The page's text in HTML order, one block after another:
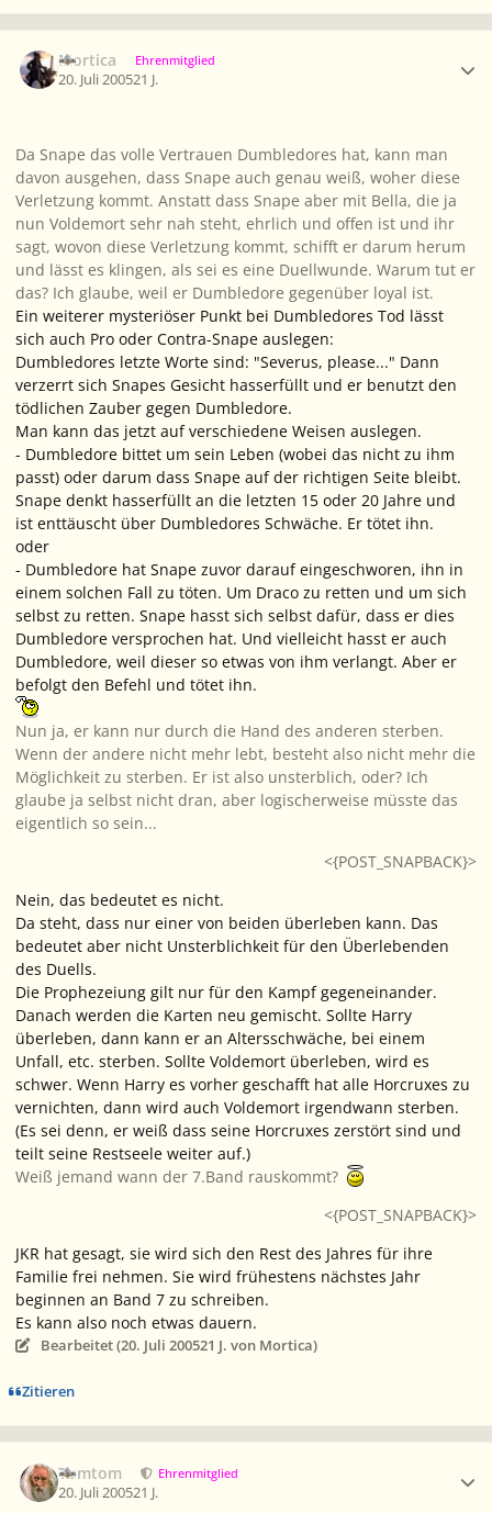
Mortica Ehrenmitglied
20. Juli 200521 J.
Da Snape das volle Vertrauen Dumbledores hat, kann man
davon ausgehen, dass Snape auch genau weiß, woher diese
Verletzung kommt. Anstatt dass Snape aber mit Bella, die ja
nun Voldemort sehr nah steht, ehrlich und offen ist und ihr
sagt, wovon diese Verletzung kommt, schifft er darum herum
und lässt es klingen, als sei es eine Duellwunde. Warum tut er
das? Ich glaube, weil er Dumbledore gegenüber loyal ist.
Ein weiterer mysteriöser Punkt bei Dumbledores Tod lässt
sich auch Pro oder Contra-Snape auslegen:
Dumbledores letzte Worte sind: "Severus, please..." Dann
verzerrt sich Snapes Gesicht hasserfüllt und er benutzt den
tödlichen Zauber gegen Dumbledore.
Man kann das jetzt auf verschiedene Weisen auslegen.
- Dumbledore bittet um sein Leben (wobei das nicht zu ihm
passt) oder darum dass Snape auf der richtigen Seite bleibt.
Snape denkt hasserfüllt an die letzten 15 oder 20 Jahre und
ist enttäuscht über Dumbledores Schwäche. Er tötet ihn.
oder
- Dumbledore hat Snape zuvor darauf eingeschworen, ihn in
einem solchen Fall zu töten. Um Draco zu retten und um sich
selbst zu retten. Snape hasst sich selbst dafür, dass er dies
Dumbledore versprochen hat. Und vielleicht hasst er auch
Dumbledore, weil dieser so etwas von ihm verlangt. Aber er
befolgt den Befehl und tötet ihn.
Nun ja, er kann nur durch die Hand des anderen sterben.
Wenn der andere nicht mehr lebt, besteht also nicht mehr die
Möglichkeit zu sterben. Er ist also unsterblich, oder? Ich
glaube ja selbst nicht dran, aber logischerweise müsste das
eigentlich so sein...
<{POST_SNAPBACK}>
Nein, das bedeutet es nicht.
Da steht, dass nur einer von beiden überleben kann. Das
bedeutet aber nicht Unsterblichkeit für den Überlebenden
des Duells.
Die Prophezeiung gilt nur für den Kampf gegeneinander.
Danach werden die Karten neu gemischt. Sollte Harry
überleben, dann kann er an Altersschwäche, bei einem
Unfall, etc. sterben. Sollte Voldemort überleben, wird es
schwer. Wenn Harry es vorher geschafft hat alle Horcruxes zu
vernichten, dann wird auch Voldemort irgendwann sterben.
(Es sei denn, er weiß dass seine Horcruxes zerstört sind und
teilt seine Restseele weiter auf.)
Weiß jemand wann der 7.Band rauskommt?
<{POST_SNAPBACK}>
JKR hat gesagt, sie wird sich den Rest des Jahres für ihre
Familie frei nehmen. Sie wird frühestens nächstes Jahr
beginnen an Band 7 zu schreiben.
Es kann also noch etwas dauern.
Bearbeitet (20. Juli 200521 J. von Mortica)
Zitieren
Tomtom Ehrenmitglied
20. Juli 200521 J.